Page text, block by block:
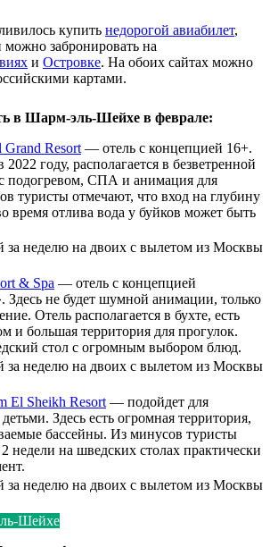
купить недорогой авиабилет,
можно забронировать на
и Островке. На обоих сайтах можно
картами.
в Шарм-эль-Шейхе в феврале:
Grand Resort — отель с концепцией 16+.
году, располагается в безветренной
с подогревом, СПА и анимация для
туристы отмечают, что вход на глубину
время отлива вода у буйков может быть
за неделю на двоих с вылетом из Москвы
& Spa — отель с концепцией
Здесь не будет шумной анимации, только
Отель располагается в бухте, есть
и большая территория для прогулок.
стол с огромным выбором блюд.
за неделю на двоих с вылетом из Москвы
El Sheikh Resort — подойдет для
Здесь есть огромная территория,
бассейны. Из минусов туристы
недели на шведских столах практически
за неделю на двоих с вылетом из Москвы
Шейхе